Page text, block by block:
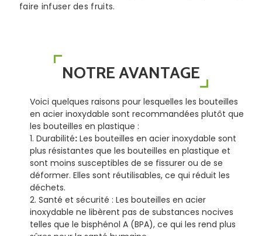
faire infuser des fruits.
NOTRE AVANTAGE
Voici quelques raisons pour lesquelles les bouteilles
en acier inoxydable sont recommandées plutôt que
les bouteilles en plastique :
1. Durabilité:Les bouteilles en acier inoxydable sont
plus résistantes que les bouteilles en plastique et
sont moins susceptibles de se fissurer ou de se
déformer. Elles sont réutilisables, ce qui réduit les
déchets.
2. Santé et sécurité : Les bouteilles en acier
inoxydable ne libèrent pas de substances nocives
telles que le bisphénol A (BPA), ce qui les rend plus